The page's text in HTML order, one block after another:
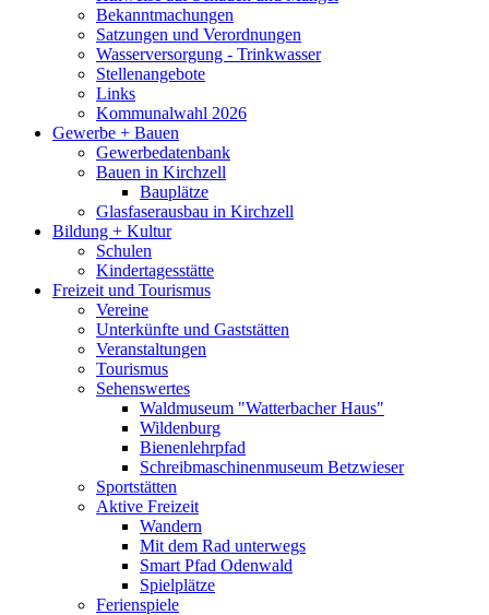
Bekanntmachungen
Satzungen und Verordnungen
Wasserversorgung - Trinkwasser
Stellenangebote
Links
Kommunalwahl 2026
Gewerbe + Bauen
Gewerbedatenbank
Bauen in Kirchzell
Bauplätze
Glasfaserausbau in Kirchzell
Bildung + Kultur
Schulen
Kindertagesstätte
Freizeit und Tourismus
Vereine
Unterkünfte und Gaststätten
Veranstaltungen
Tourismus
Sehenswertes
Waldmuseum "Watterbacher Haus"
Wildenburg
Bienenlehrpfad
Schreibmaschinenmuseum Betzwieser
Sportstätten
Aktive Freizeit
Wandern
Mit dem Rad unterwegs
Smart Pfad Odenwald
Spielplätze
Ferienspiele